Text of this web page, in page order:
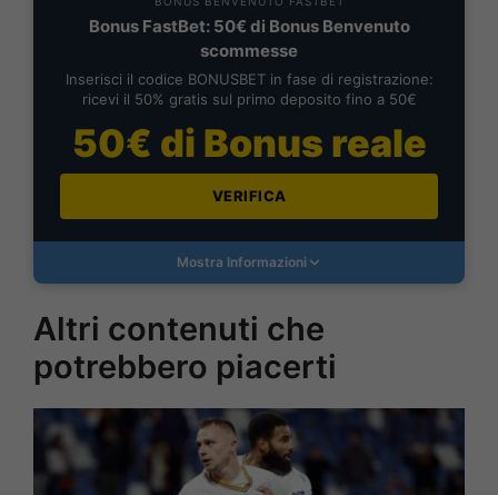
Bonus FastBet: 50€ di Bonus Benvenuto
scommesse
Inserisci il codice BONUSBET in fase di registrazione:
ricevi il 50% gratis sul primo deposito fino a 50€
50€ di Bonus reale
VERIFICA
Mostra Informazioni
Altri contenuti che
potrebbero piacerti